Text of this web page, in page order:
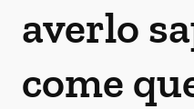
averlo
come